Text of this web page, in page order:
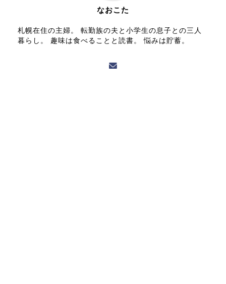
なおこた
札幌在住の主婦。 転勤族の夫と小学生の息子との三人
暮らし。 趣味は食べることと読書。 悩みは貯蓄。